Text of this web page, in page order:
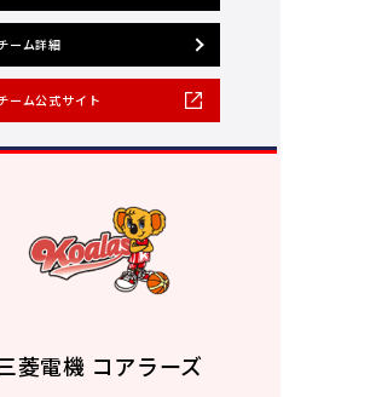
ーム詳細
ーム公式サイト
菱電機 コアラーズ